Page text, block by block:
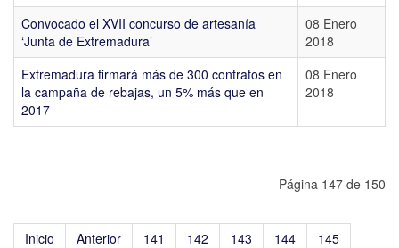
Convocado el XVII concurso de artesanía
‘Junta de Extremadura’
08 Enero
2018
Extremadura firmará más de 300 contratos en
la campaña de rebajas, un 5% más que en
2017
08 Enero
2018
Página 147 de 150
Inicio Anterior 141 142 143 144
145